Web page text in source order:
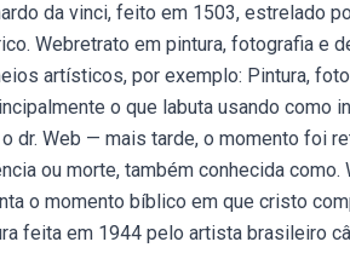
da vinci, feito em 1503, estrelado
Webretrato em pintura, fotografia e
artísticos, por exemplo: Pintura,
o que labuta usando como
dr. Web — mais tarde, o momento foi
ou morte, também conhecida
o momento bíblico em que cristo
feita em 1944 pelo artista brasileiro